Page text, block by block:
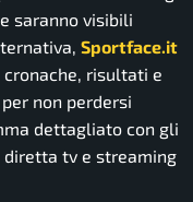
saranno visibili
Sportface.it
risultati e
non perdersi
dettagliato con gli
diretta tv e streaming